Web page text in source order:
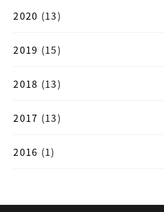
2020 (13)
2019 (15)
2018 (13)
2017 (13)
2016 (1)